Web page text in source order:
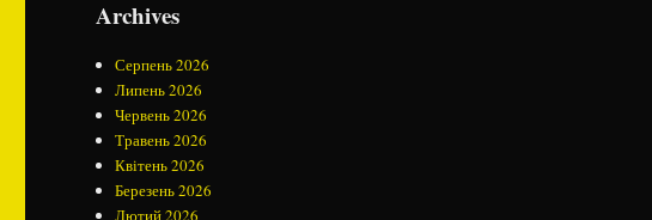
Archives
Серпень 2026
Липень 2026
Червень 2026
Травень 2026
Квітень 2026
Березень 2026
Лютий 2026